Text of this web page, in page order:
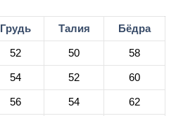
Грудь Талия Бёдра
52 50 58
54 52 60
56 54 62